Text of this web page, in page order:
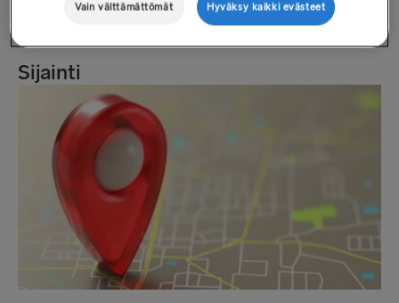
Sunnuntai: Suljettu
Sijainti
Vain välttämättömät Hyväksy kaikki evästeet